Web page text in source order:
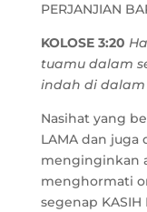
PERJANJIAN
KOLOSE 3:20
tuamu dalam
indah di dalam
Nasihat yang
LAMA dan juga
menginginkan
menghormati
segenap KASIH